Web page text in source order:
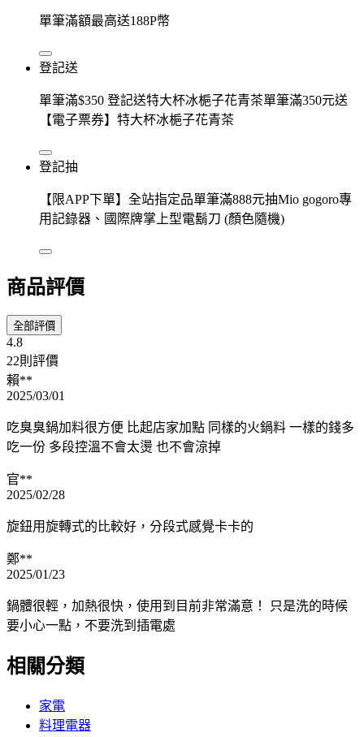
單筆滿額最高送188P幣
登記送
單筆滿$350 登記送特大杯冰梔子花青茶單筆滿350元送
【電子票券】特大杯冰梔子花青茶
登記抽
【限APP下單】全站指定品單筆滿888元抽Mio gogoro專
用記錄器、國際牌掌上型電鬍刀 (顏色隨機)
商品評價
全部評價
4.8
22則評價
賴**
2025/03/01
吃臭臭鍋加料很方便 比起店家加點 同樣的火鍋料 一樣的錢多
吃一份 多段控溫不會太燙 也不會涼掉
官**
2025/02/28
旋鈕用旋轉式的比較好，分段式感覺卡卡的
鄭**
2025/01/23
鍋體很輕，加熱很快，使用到目前非常滿意！ 只是洗的時候
要小心一點，不要洗到插電處
相關分類
家電
料理電器